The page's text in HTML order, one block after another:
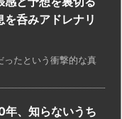
を呑みアドレナリ
ったという衝撃的な真
年、知らないうち